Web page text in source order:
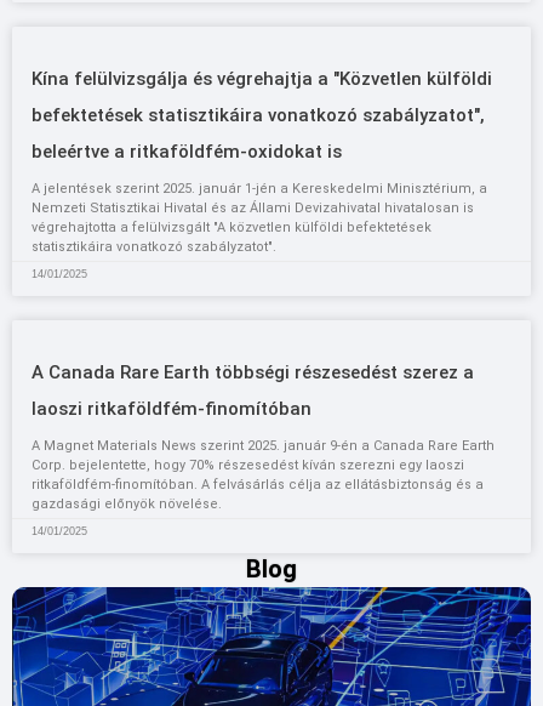
Kína felülvizsgálja és végrehajtja a "Közvetlen külföldi
befektetések statisztikáira vonatkozó szabályzatot",
beleértve a ritkaföldfém-oxidokat is
A jelentések szerint 2025. január 1-jén a Kereskedelmi Minisztérium, a
Nemzeti Statisztikai Hivatal és az Állami Devizahivatal hivatalosan is
végrehajtotta a felülvizsgált "A közvetlen külföldi befektetések
statisztikáira vonatkozó szabályzatot".
14/01/2025
A Canada Rare Earth többségi részesedést szerez a
laoszi ritkaföldfém-finomítóban
A Magnet Materials News szerint 2025. január 9-én a Canada Rare Earth
Corp. bejelentette, hogy 70% részesedést kíván szerezni egy laoszi
ritkaföldfém-finomítóban. A felvásárlás célja az ellátásbiztonság és a
gazdasági előnyök növelése.
14/01/2025
Blog